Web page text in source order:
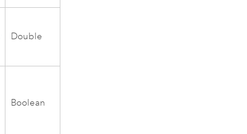
Double
Boolean